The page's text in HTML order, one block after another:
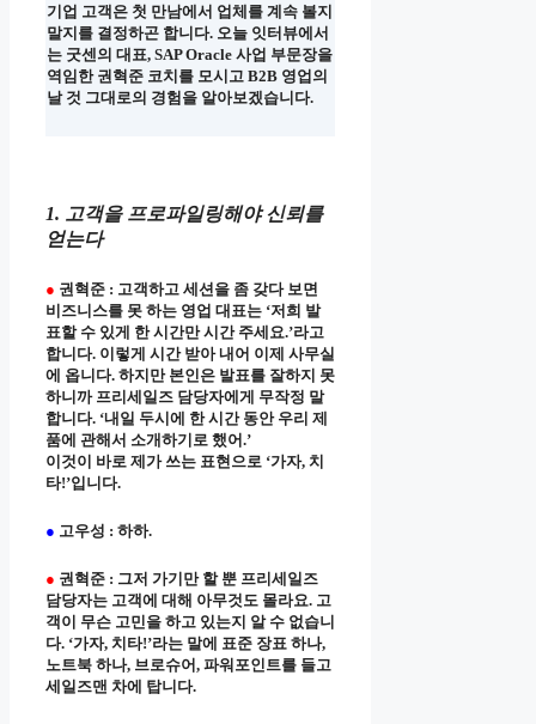
기업 고객은 첫 만남에서 업체를 계속 볼지
말지를 결정하곤 합니다. 오늘 잇터뷰에서
는 굿센의 대표, SAP Oracle 사업 부문장을
역임한 권혁준 코치를 모시고 B2B 영업의
날 것 그대로의 경험을 알아보겠습니다.
1. 고객을 프로파일링해야 신뢰를
얻는다
● 권혁준 : 고객하고 세션을 좀 갖다 보면
비즈니스를 못 하는 영업 대표는 ‘저희 발
표할 수 있게 한 시간만 시간 주세요.’라고
합니다. 이렇게 시간 받아 내어 이제 사무실
에 옵니다. 하지만 본인은 발표를 잘하지 못
하니까 프리세일즈 담당자에게 무작정 말
합니다. ‘내일 두시에 한 시간 동안 우리 제
품에 관해서 소개하기로 했어.’
이것이 바로 제가 쓰는 표현으로 ‘가자, 치
타!’입니다.
● 고우성 : 하하.
● 권혁준 : 그저 가기만 할 뿐 프리세일즈
담당자는 고객에 대해 아무것도 몰라요. 고
객이 무슨 고민을 하고 있는지 알 수 없습니
다. ‘가자, 치타!’라는 말에 표준 장표 하나,
노트북 하나, 브로슈어, 파워포인트를 들고
세일즈맨 차에 탑니다.